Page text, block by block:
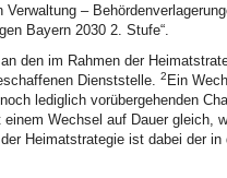
–
Bayern 2030 2. Stufe“.
den im Rahmen der
Dienststelle. 2 Ein
lediglich vorübergehenden
Wechsel auf Dauer gleich,
Heimatstrategie ist dabei der in